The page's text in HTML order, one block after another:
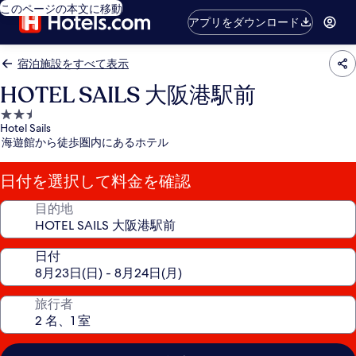
このページの本文に移動
アプリをダウンロード
宿泊施設をすべて表示
HOTEL SAILS 大阪港駅前
2.5
つ
星
宿
泊
施
Hotel Sails
海遊館から徒歩圏内にあるホテル
日付を選択して料金を確認
目的地
日付
旅行者